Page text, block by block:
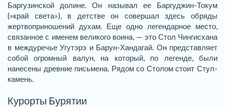
Баргузинской долине. Он называл ее Баргуджин-Токум
(»край света»), в детстве он совершал здесь обряды
жертвоприношений духам. Еще одно легендарное место,
связанное с именем великого воина, — это Стол Чингисхана
в междуречье Угутэрэ и Барун-Хандагай. Он представляет
собой огромный валун, на который, по легенде, были
нанесены древние письмена. Рядом со Столом стоит Стул-
камень.
Курорты Бурятии